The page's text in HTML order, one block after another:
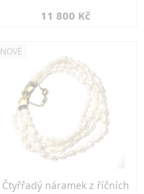
11 800 Kč
NOVÉ
Čtyřřadý náramek z říčních